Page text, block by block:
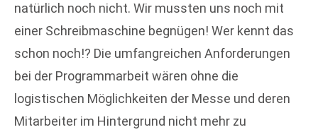
natürlich noch nicht. Wir mussten uns noch mit
einer Schreibmaschine begnügen! Wer kennt das
schon noch!? Die umfangreichen Anforderungen
bei der Programmarbeit wären ohne die
logistischen Möglichkeiten der Messe und deren
Mitarbeiter im Hintergrund nicht mehr zu